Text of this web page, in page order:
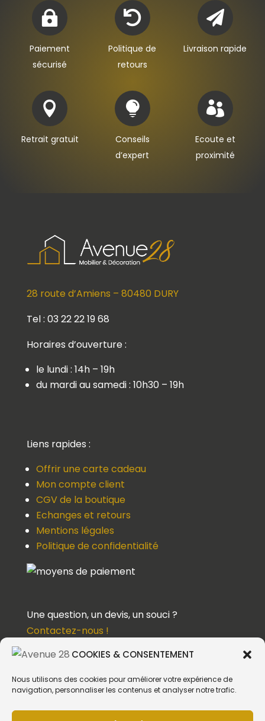
COOKIES & CONSENTEMENT
Nous utilisons des cookies pour améliorer votre expérience de
navigation, personnaliser les contenus et analyser notre trafic.

Paiement
sécurisé

Politique de
retours

Livraison rapide

Retrait gratuit

Conseils
d’expert

Ecoute et
proximité
28 route d’Amiens – 80480 DURY
Tel : 03 22 22 19 68
Horaires d’ouverture :
le lundi : 14h – 19h
du mardi au samedi : 10h30 – 19h
Liens rapides :
Offrir une carte cadeau
Mon compte client
CGV de la boutique
Echanges et retours
Mentions légales
Politique de confidentialité
Une question, un devis, un souci ?
Contactez-nous !